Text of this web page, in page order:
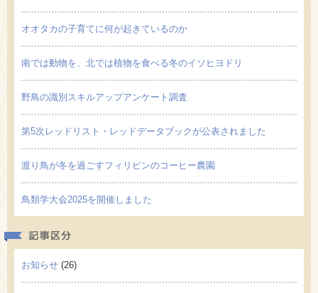
オオタカの子育てに何が起きているのか
南では動物を、北では植物を食べる冬のイソヒヨドリ
野鳥の識別スキルアップアンケート調査
第5次レッドリスト・レッドデータブックが公表されました
渡り鳥が冬を過ごすフィリピンのコーヒー農園
鳥類学大会2025を開催しました
お知らせ (26)